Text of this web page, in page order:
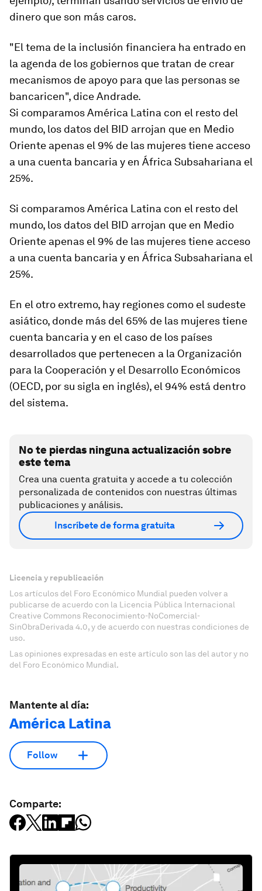
dinero que son más caros.
"El tema de la inclusión financiera ha entrado en
la agenda de los gobiernos que tratan de crear
mecanismos de apoyo para que las personas se
bancaricen", dice Andrade.
Si comparamos América Latina con el resto del
mundo, los datos del BID arrojan que en Medio
Oriente apenas el 9% de las mujeres tiene acceso
a una cuenta bancaria y en África Subsahariana el
25%.
Si comparamos América Latina con el resto del
mundo, los datos del BID arrojan que en Medio
Oriente apenas el 9% de las mujeres tiene acceso
a una cuenta bancaria y en África Subsahariana el
25%.
En el otro extremo, hay regiones como el sudeste
asiático, donde más del 65% de las mujeres tiene
cuenta bancaria y en el caso de los países
desarrollados que pertenecen a la Organización
para la Cooperación y el Desarrollo Económicos
(OECD, por su sigla en inglés), el 94% está dentro
del sistema.
No te pierdas ninguna actualización sobre
este tema
Crea una cuenta gratuita y accede a tu colección
personalizada de contenidos con nuestras últimas
publicaciones y análisis.
Inscríbete de forma gratuita
Licencia y republicación
Los artículos del Foro Económico Mundial pueden volver a
publicarse de acuerdo con la Licencia Pública Internacional
Creative Commons Reconocimiento-NoComercial-
SinObraDerivada 4.0, y de acuerdo con nuestras condiciones de
uso.
Las opiniones expresadas en este artículo son las del autor y no
del Foro Económico Mundial.
Mantente al día:
América Latina
Follow
Comparte: